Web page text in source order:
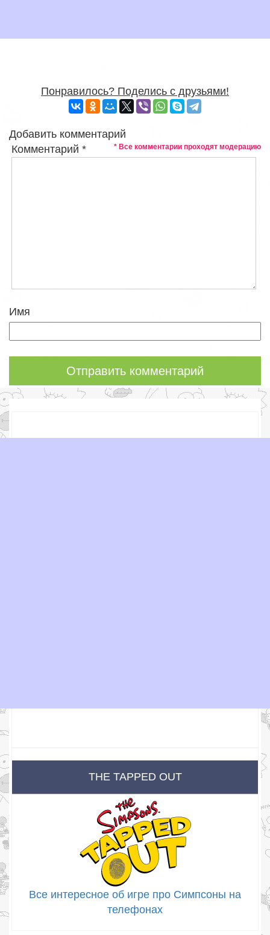
Понравилось? Поделись с друзьями!
Добавить комментарий
* Все комментарии проходят модерацию
Комментарий*
Имя
THE TAPPED OUT
Все интересное об игре про Симпсоны на
телефонах